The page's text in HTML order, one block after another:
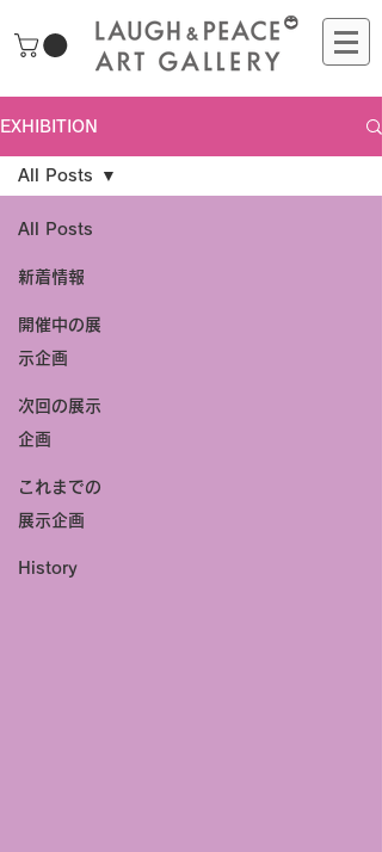
EXHIBITION
All Posts
新着情報
開催中の展
示企画
次回の展示
企画
これまでの
展示企画
History
All Posts